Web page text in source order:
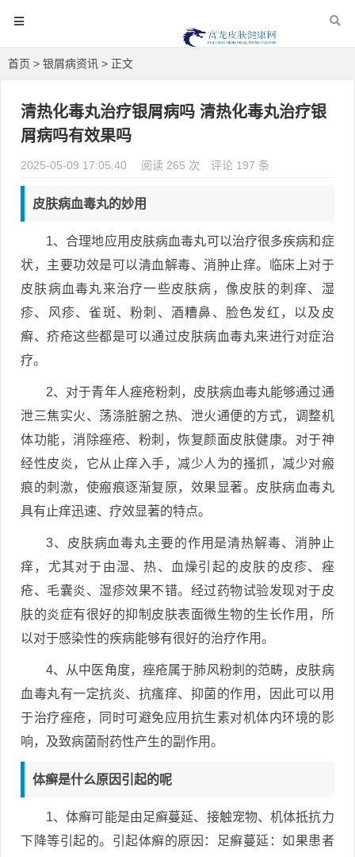
首页 > 银屑病资讯 > 正文
清热化毒丸治疗银屑病吗 清热化毒丸治疗银
屑病吗有效果吗
2025-05-09 17:05:40 阅读 265 次 评论 197 条
皮肤病血毒丸的妙用
1、合理地应用皮肤病血毒丸可以治疗很多疾病和症
状，主要功效是可以清血解毒、消肿止痒。临床上对于
皮肤病血毒丸来治疗一些皮肤病，像皮肤的刺痒、湿
疹、风疹、雀斑、粉刺、酒糟鼻、脸色发红，以及皮
癣、疥疮这些都是可以通过皮肤病血毒丸来进行对症治
疗。
2、对于青年人痤疮粉刺，皮肤病血毒丸能够通过通
泄三焦实火、荡涤脏腑之热、泄火通便的方式，调整机
体功能，消除痤疮、粉刺，恢复颜面皮肤健康。对于神
经性皮炎，它从止痒入手，减少人为的搔抓，减少对瘢
痕的刺激，使瘢痕逐渐复原，效果显著。皮肤病血毒丸
具有止痒迅速、疗效显著的特点。
3、皮肤病血毒丸主要的作用是清热解毒、消肿止
痒，尤其对于由湿、热、血燥引起的皮肤的皮疹、痤
疮、毛囊炎、湿疹效果不错。经过药物试验发现对于皮
肤的炎症有很好的抑制皮肤表面微生物的生长作用，所
以对于感染性的疾病能够有很好的治疗作用。
4、从中医角度，痤疮属于肺风粉刺的范畴，皮肤病
血毒丸有一定抗炎、抗瘙痒、抑菌的作用，因此可以用
于治疗痤疮，同时可避免应用抗生素对机体内环境的影
响，及致病菌耐药性产生的副作用。
体癣是什么原因引起的呢
1、体癣可能是由足癣蔓延、接触宠物、机体抵抗力
下降等引起的。引起体癣的原因：足癣蔓延：如果患者